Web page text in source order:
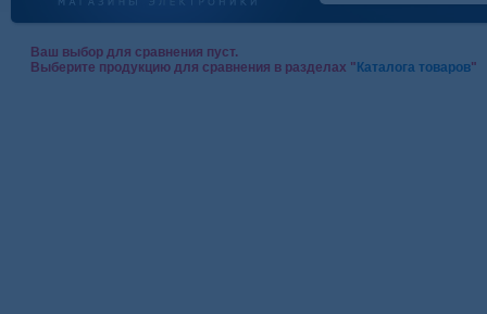
Ваш выбор для сравнения пуст.
Выберите продукцию для сравнения в разделах " Каталога товаров"